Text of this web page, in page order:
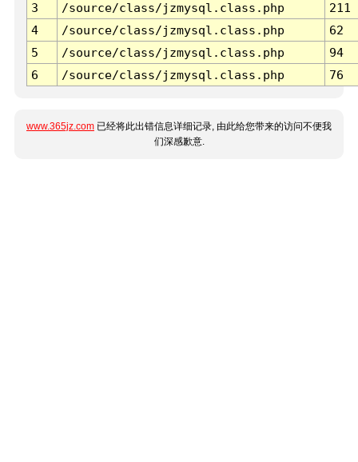
3 /source/class/jzmysql.class.php
211
4
/source/class/jzmysql.class.php
62
5
/source/class/jzmysql.class.php
94
6
/source/class/jzmysql.class.php 76
www.365jz.com 已经将此出错信息详细记录, 由此给您带来的访问不便我
们深感歉意.